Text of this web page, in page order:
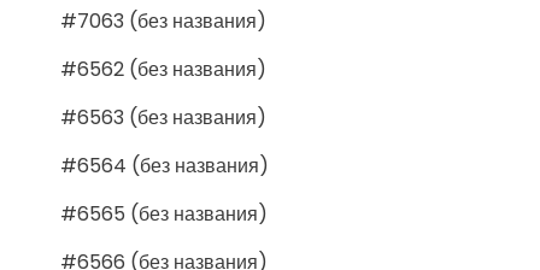
#7063 (без названия)
#6562 (без названия)
#6563 (без названия)
#6564 (без названия)
#6565 (без названия)
#6566 (без названия)